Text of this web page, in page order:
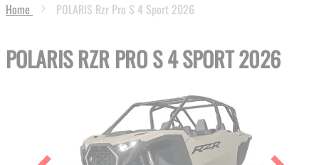
Home POLARIS Rzr Pro S 4 Sport 2026
POLARIS RZR PRO S 4 SPORT 2026